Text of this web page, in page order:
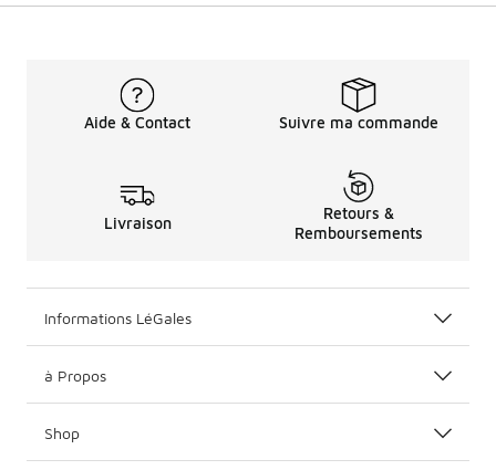
Aide & Contact Suivre ma commande
Livraison
Retours &
Remboursements
Informations LéGales
à Propos
Shop